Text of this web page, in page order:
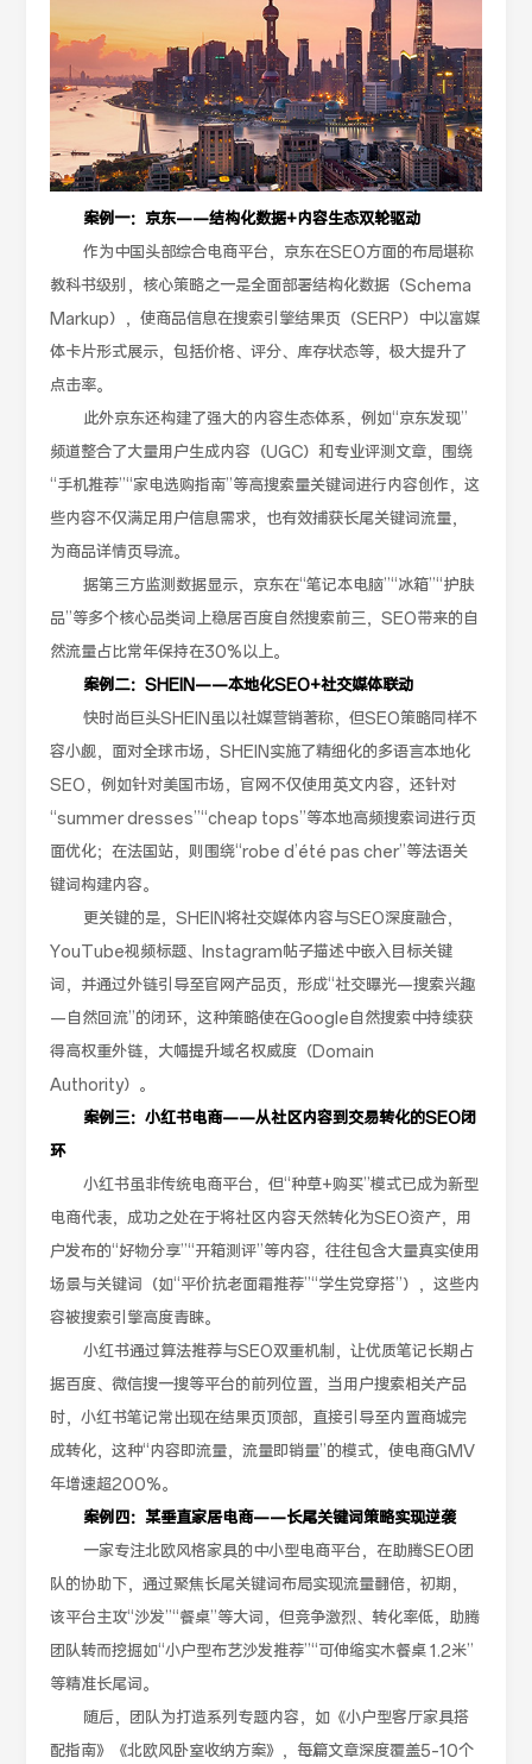
案例一：京东——结构化数据+内容生态双轮驱动
作为中国头部综合电商平台，京东在SEO方面的布局堪称
教科书级别，核心策略之一是全面部署结构化数据（Schema
Markup），使商品信息在搜索引擎结果页（SERP）中以富媒
体卡片形式展示，包括价格、评分、库存状态等，极大提升了
点击率。
此外京东还构建了强大的内容生态体系，例如“京东发现”
频道整合了大量用户生成内容（UGC）和专业评测文章，围绕
“手机推荐”“家电选购指南”等高搜索量关键词进行内容创作，这
些内容不仅满足用户信息需求，也有效捕获长尾关键词流量，
为商品详情页导流。
据第三方监测数据显示，京东在“笔记本电脑”“冰箱”“护肤
品”等多个核心品类词上稳居百度自然搜索前三，SEO带来的自
然流量占比常年保持在30%以上。
案例二：SHEIN——本地化SEO+社交媒体联动
快时尚巨头SHEIN虽以社媒营销著称，但SEO策略同样不
容小觑，面对全球市场，SHEIN实施了精细化的多语言本地化
SEO，例如针对美国市场，官网不仅使用英文内容，还针对
“summer dresses”“cheap tops”等本地高频搜索词进行页
面优化；在法国站，则围绕“robe d’été pas cher”等法语关
键词构建内容。
更关键的是，SHEIN将社交媒体内容与SEO深度融合，
YouTube视频标题、Instagram帖子描述中嵌入目标关键
词，并通过外链引导至官网产品页，形成“社交曝光—搜索兴趣
—自然回流”的闭环，这种策略使在Google自然搜索中持续获
得高权重外链，大幅提升域名权威度（Domain
Authority）。
案例三：小红书电商——从社区内容到交易转化的SEO闭
环
小红书虽非传统电商平台，但“种草+购买”模式已成为新型
电商代表，成功之处在于将社区内容天然转化为SEO资产，用
户发布的“好物分享”“开箱测评”等内容，往往包含大量真实使用
场景与关键词（如“平价抗老面霜推荐”“学生党穿搭”），这些内
容被搜索引擎高度青睐。
小红书通过算法推荐与SEO双重机制，让优质笔记长期占
据百度、微信搜一搜等平台的前列位置，当用户搜索相关产品
时，小红书笔记常出现在结果页顶部，直接引导至内置商城完
成转化，这种“内容即流量，流量即销量”的模式，使电商GMV
年增速超200%。
案例四：某垂直家居电商——长尾关键词策略实现逆袭
一家专注北欧风格家具的中小型电商平台，在助腾SEO团
队的协助下，通过聚焦长尾关键词布局实现流量翻倍，初期，
该平台主攻“沙发”“餐桌”等大词，但竞争激烈、转化率低，助腾
团队转而挖掘如“小户型布艺沙发推荐”“可伸缩实木餐桌 1.2米”
等精准长尾词。
随后，团队为打造系列专题内容，如《小户型客厅家具搭
配指南》《北欧风卧室收纳方案》，每篇文章深度覆盖5–10个